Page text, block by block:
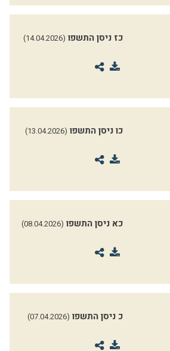
כז ניסן התשפו (14.04.2026)
כו ניסן התשפו (13.04.2026)
כא ניסן התשפו (08.04.2026)
כ ניסן התשפו (07.04.2026)